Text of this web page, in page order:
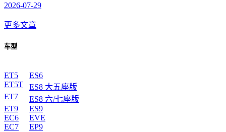
2026-07-29
更多文章
车型
ET5
ET5T
ET7
ET9
EC6
EC7
ES6
ES8 大五座版
ES8 六/七座版
ES9
EVE
EP9